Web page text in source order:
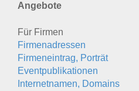
Angebote
Für Firmen
Firmenadressen
Firmeneintrag, Porträt
Eventpublikationen
Internetnamen, Domains